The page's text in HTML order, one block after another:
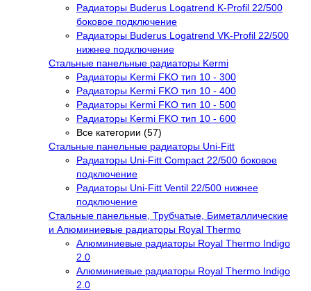
Радиаторы Buderus Logatrend K-Profil 22/500
боковое подключение
Радиаторы Buderus Logatrend VK-Profil 22/500
нижнее подключение
Стальные панельные радиаторы Kermi
Радиаторы Kermi FKO тип 10 - 300
Радиаторы Kermi FKO тип 10 - 400
Радиаторы Kermi FKO тип 10 - 500
Радиаторы Kermi FKO тип 10 - 600
Все категории (57)
Стальные панельные радиаторы Uni-Fitt
Радиаторы Uni-Fitt Compact 22/500 боковое
подключение
Радиаторы Uni-Fitt Ventil 22/500 нижнее
подключение
Стальные панельные, Трубчатые, Биметаллические
и Алюминиевые радиаторы Royal Thermo
Алюминиевые радиаторы Royal Thermo Indigo
2.0
Алюминиевые радиаторы Royal Thermo Indigo
2.0